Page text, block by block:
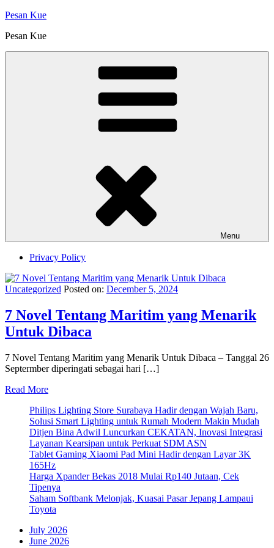
Skip
content
Pesan Kue
Pesan Kue
Menu
Privacy Policy
Uncategorized Posted on: December 5, 2024
7 Novel Tentang Maritim yang Menarik
Untuk Dibaca
7 Novel Tentang Maritim yang Menarik Untuk Dibaca – Tanggal 26
Septermber diperingati sebagai hari […]
Read More
Philips Lighting Store Surabaya Hadir dengan Wajah Baru,
Solusi Smart Lighting untuk Rumah Modern Makin Mudah
Ditjen Bina Adwil Luncurkan CEKATAN, Inovasi Integrasi
Layanan Kearsipan untuk Perkuat SDM ASN
Tablet Gaming Xiaomi Pad Mini Hadir dengan Layar 3K
165Hz
Harga Xpander Bekas 2018 Mulai Rp140 Jutaan, Cek
Tipenya
Saham Softbank Melonjak, Kuasai Pasar Jepang Lampaui
Toyota
July 2026
June 2026